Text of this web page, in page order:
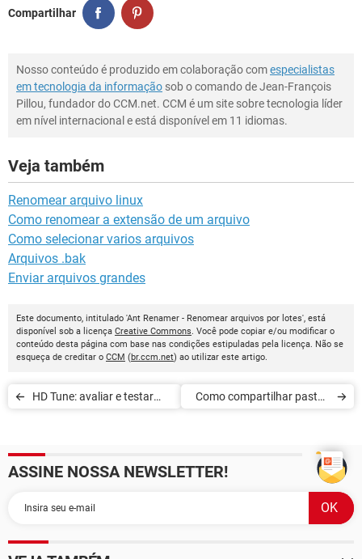
Compartilhar
Nosso conteúdo é produzido em colaboração comespecialistas
em tecnologia da informação sob o comando de Jean-François
Pillou, fundador do CCM.net. CCM é um site sobre tecnologia líder
em nível internacional e está disponível em 11 idiomas.
Veja também
Renomear arquivo linux
Como renomear a extensão de um arquivo
Como selecionar varios arquivos
Arquivos .bak
Enviar arquivos grandes
Este documento, intitulado 'Ant Renamer - Renomear arquivos por lotes', está
disponível sob a licença Creative Commons. Você pode copiar e/ou modificar o
conteúdo desta página com base nas condições estipuladas pela licença. Não se
esqueça de creditar o CCM (br.ccm.net) ao utilizar este artigo.
HD Tune: avaliar e testar
Como compartilhar pastas
ASSINE NOSSA NEWSLETTER!